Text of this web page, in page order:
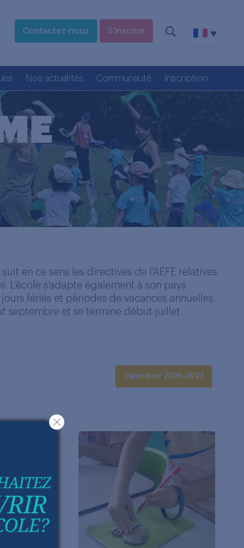
Contactez-nous S’inscrire
Nos actualités Communauté Inscription
en ce sens les directives de l’AEFE relatives
L’école s’adapte également à son pays
fériés et périodes de vacances annuelles.
septembre et se termine début juillet.
Calendrier 2026-2027